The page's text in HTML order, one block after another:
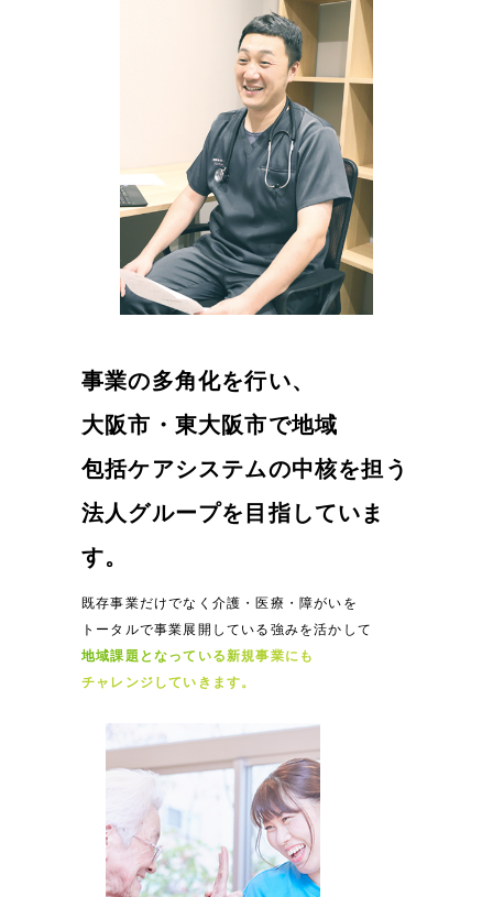
事業の多角化を行い、
大阪市・東大阪市で地域
包括ケアシステムの中核を担う
法人グループを目指していま
す。
既存事業だけでなく介護・医療・障がいを
トータルで事業展開している強みを活かして
地域課題となっている新規事業にも
チャレンジしていきます。